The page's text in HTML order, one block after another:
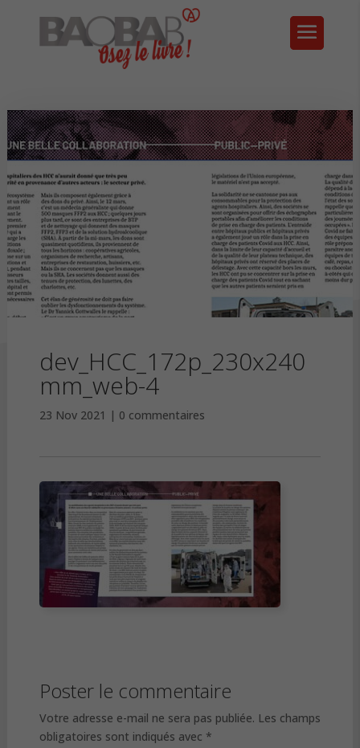
dev_HCC_172p_230x240
mm_web-4
23 Nov 2021 0 commentaires
Poster le commentaire
Votre adresse e-mail ne sera pas publiée. Les champs
obligatoires sont indiqués avec *